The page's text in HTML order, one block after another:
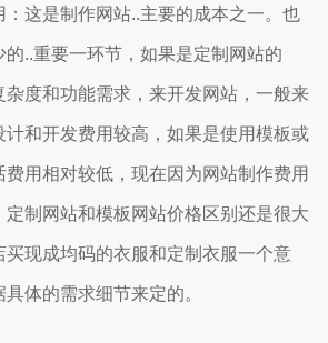
：这是制作网站..主要的成本之一。也
..重要一环节，如果是定制网站的
杂度和功能需求，来开发网站，一般来
计和开发费用较高，如果是使用模板或
用相对较低，现在因为网站制作费用
制网站和模板网站价格区别还是很大
买现成均码的衣服和定制衣服一个意
体的需求细节来定的。